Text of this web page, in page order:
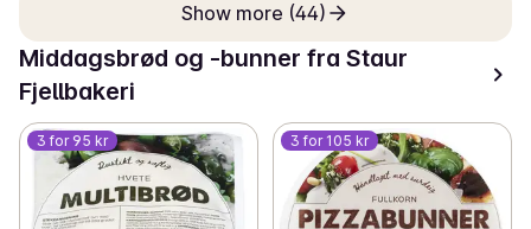
Show more (44)
Middagsbrød og -bunner fra Staur
Fjellbakeri
3 for 95 kr 3 for 105 kr